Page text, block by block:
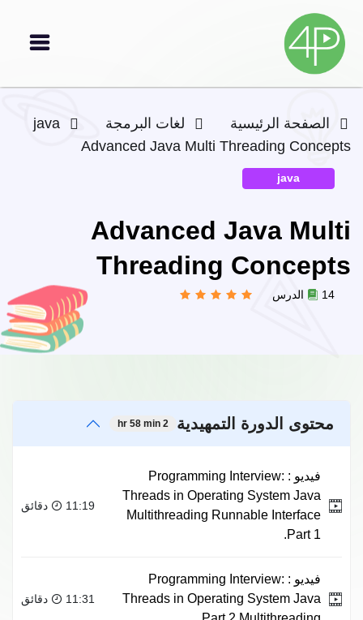
الصفحة الرئيسية لغات البرمجة
java
Advanced Java Multi Threading Concepts
java
Advanced Java Multi
Threading Concepts
14 الدرس
محتوى الدورة التمهيدية 2 hr 58 min
فيديو : Programming Interview:
Threads in Operating System Java
Multithreading Runnable Interface
Part 1.
11:19 دقائق
فيديو : Programming Interview:
Threads in Operating System Java
11:31 دقائق